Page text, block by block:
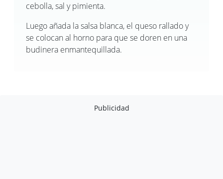
cebolla, sal y pimienta.
Luego añada la salsa blanca, el queso rallado y
se colocan al horno para que se doren en una
budinera enmantequillada.
Publicidad